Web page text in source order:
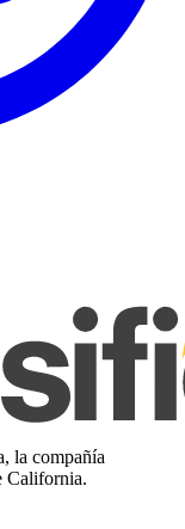
la compañía
California.